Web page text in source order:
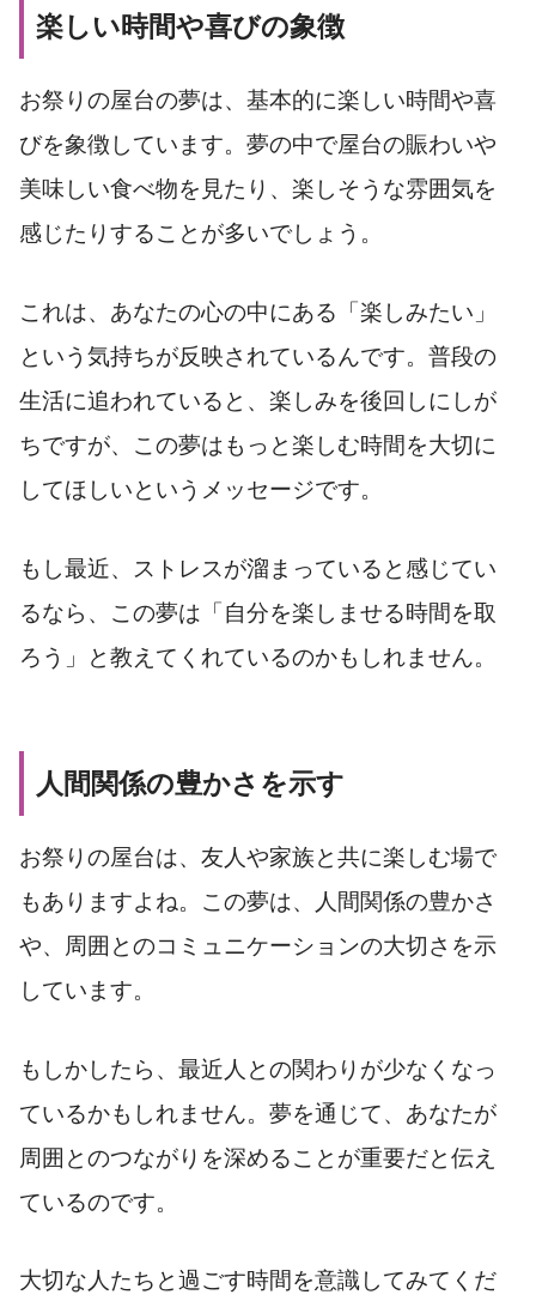
楽しい時間や喜びの象徴
お祭りの屋台の夢は、基本的に楽しい時間や喜
びを象徴しています。夢の中で屋台の賑わいや
美味しい食べ物を見たり、楽しそうな雰囲気を
感じたりすることが多いでしょう。
これは、あなたの心の中にある「楽しみたい」
という気持ちが反映されているんです。普段の
生活に追われていると、楽しみを後回しにしが
ちですが、この夢はもっと楽しむ時間を大切に
してほしいというメッセージです。
もし最近、ストレスが溜まっていると感じてい
るなら、この夢は「自分を楽しませる時間を取
ろう」と教えてくれているのかもしれません。
人間関係の豊かさを示す
お祭りの屋台は、友人や家族と共に楽しむ場で
もありますよね。この夢は、人間関係の豊かさ
や、周囲とのコミュニケーションの大切さを示
しています。
もしかしたら、最近人との関わりが少なくなっ
ているかもしれません。夢を通じて、あなたが
周囲とのつながりを深めることが重要だと伝え
ているのです。
大切な人たちと過ごす時間を意識してみてくだ